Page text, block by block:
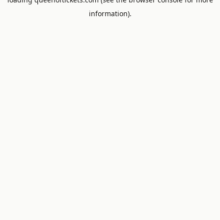
information).